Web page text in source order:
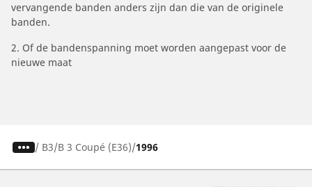
vervangende banden anders zijn dan die van de originele
banden.
2. Of de bandenspanning moet worden aangepast voor de
nieuwe maat
/ B3 B 3 Coupé (E36) 1996